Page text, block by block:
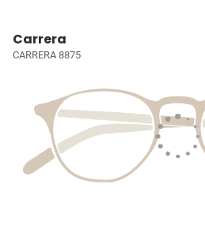
Carrera
CARRERA 8875